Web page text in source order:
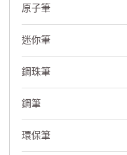
原子筆
迷你筆
鋼珠筆
鋼筆
環保筆